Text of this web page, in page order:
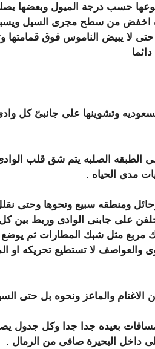
حسب درجة الميول وبعضها
اخفض من سطح مجرى السيل
حتى لا يبيض الناموس فوق
وتشوينها على جانبىّ كل
الطبقه الصلبه يتم شق قلب
مدى الحياه .
ومنطقه سبيع ونحوها وحتى
يتم ادخال اوتاد من الحديد 18 ملى المجلفن على جابنى
مثل شبك المطارات ثم يوضع
والعواصف لا تستطيع تحريكه او
بعيده جدا جدا وكل جدول
داخل البحيرة صافى من الرمال .